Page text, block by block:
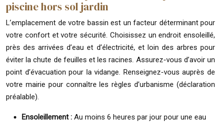
piscine hors sol jardin
L’emplacement de votre bassin est un facteur déterminant pour
votre confort et votre sécurité. Choisissez un endroit ensoleillé,
près des arrivées d’eau et d’électricité, et loin des arbres pour
éviter la chute de feuilles et les racines. Assurez-vous d’avoir un
point d’évacuation pour la vidange. Renseignez-vous auprès de
votre mairie pour connaître les règles d’urbanisme (déclaration
préalable).
Ensoleillement : Au moins 6 heures par jour pour une eau